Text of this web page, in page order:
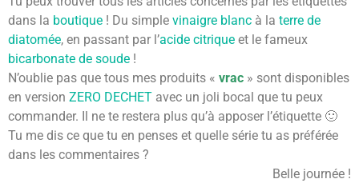
dans la boutique ! Du simple vinaigre blanc à la terre de
diatomée, en passant par l’acide citrique et le fameux
bicarbonate de soude !
N’oublie pas que tous mes produits « vrac » sont disponibles
en version ZERO DECHET avec un joli bocal que tu peux
commander. Il ne te restera plus qu’à apposer l’étiquette 🙂
Tu me dis ce que tu en penses et quelle série tu as préférée
dans les commentaires ?
Belle journée !